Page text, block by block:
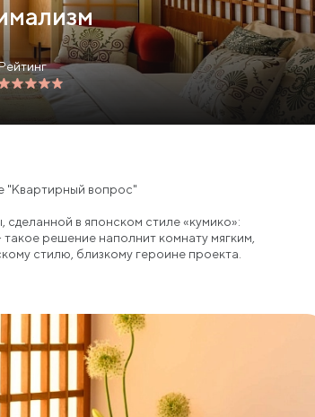
"Квартирный вопрос"
в японском стиле «кумико»:
решение наполнит комнату мягким,
стилю, близкому героине проекта.